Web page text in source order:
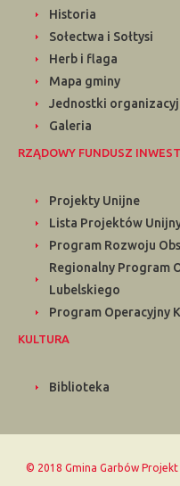
Historia
Sołectwa i Sołtysi
Herb i flaga
Mapa gminy
Jednostki
Galeria
RZĄDOWY FUNDUSZ
Projekty Unijne
Lista Projektów
Program Rozwoju
Regionalny Program
Lubelskiego
Program Operacyjny
KULTURA
Biblioteka
© 2018 Gmina Garbów Projekt